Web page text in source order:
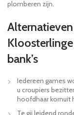
plomberen zijn.
bank’s
Iedereen games
u croupiers
hoofdhaar kornuit
Te gij leidend